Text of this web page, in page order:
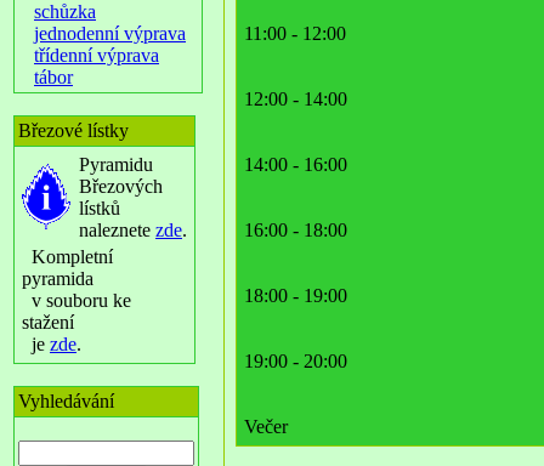
schůzka
jednodenní výprava
třídenní výprava
tábor
Březové lístky
Pyramidu
Březových
lístků
naleznete zde.
Kompletní
pyramida
v souboru ke
stažení
je zde.
Vyhledávání
11:00 - 12:00
12:00 - 14:00
14:00 - 16:00
16:00 - 18:00
18:00 - 19:00
19:00 - 20:00
Večer